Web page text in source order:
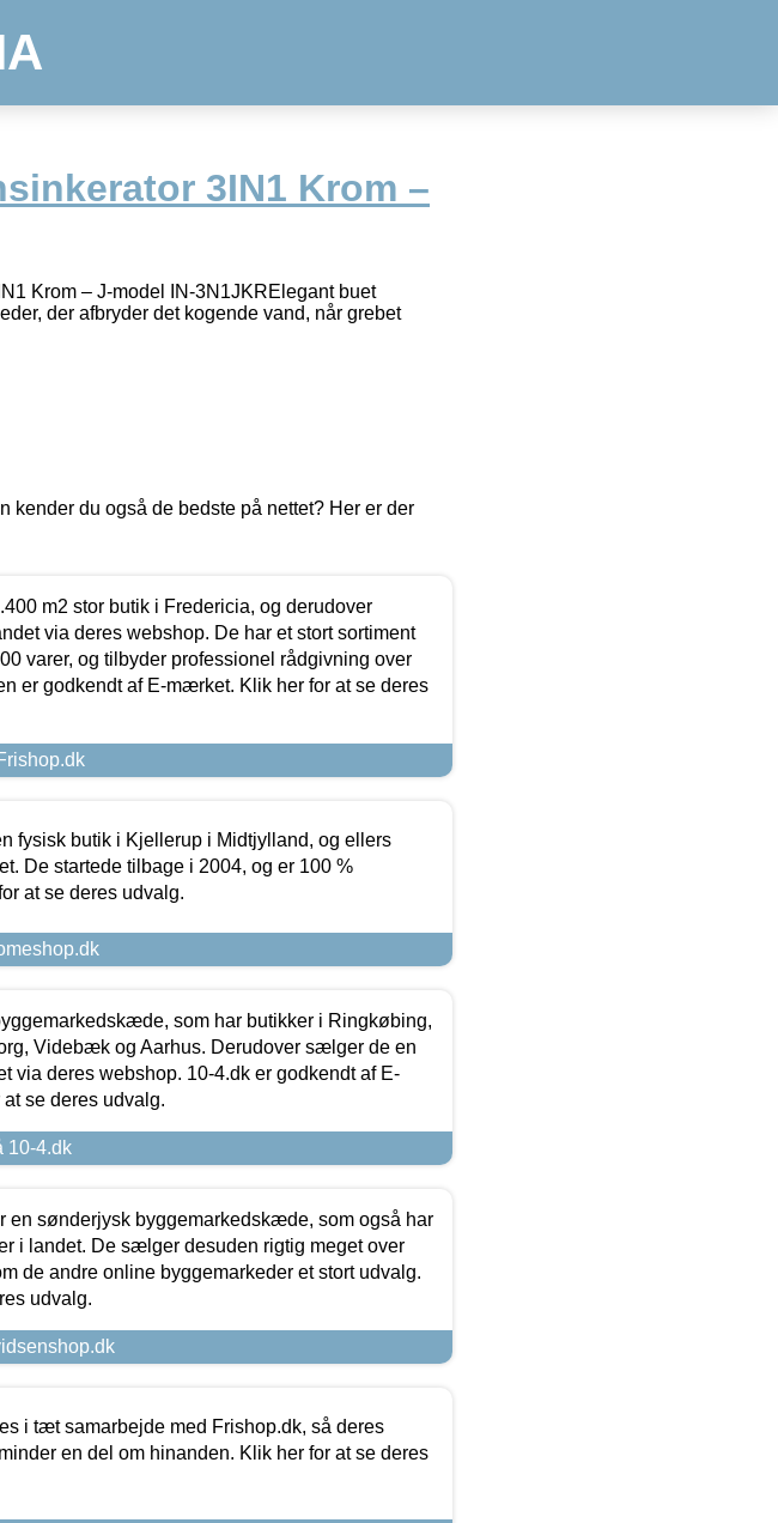
3IN1 Krom –
Krom – J-model IN-3N1JKRElegant buet
der afbryder det kogende vand, når grebet
du også de bedste på nettet? Her er der
m2 stor butik i Fredericia, og derudover
via deres webshop. De har et stort sortiment
varer, og tilbyder professionel rådgivning over
er godkendt af E-mærket. Klik her for at se deres
fysisk butik i Kjellerup i Midtjylland, og ellers
De startede tilbage i 2004, og er 100 %
at se deres udvalg.
som har butikker i Ringkøbing,
Videbæk og Aarhus. Derudover sælger de en
via deres webshop. 10-4.dk er godkendt af E-
se deres udvalg.
10-4.dk
en sønderjysk byggemarkedskæde, som også har
i landet. De sælger desuden rigtig meget over
de andre online byggemarkeder et stort udvalg.
udvalg.
i tæt samarbejde med Frishop.dk, så deres
en del om hinanden. Klik her for at se deres